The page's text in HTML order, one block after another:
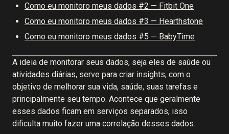
Como eu monitoro meus dados #2 — Fitbit One
Como eu monitoro meus dados #3 — Hearthstone
Como eu monitoro meus dados #5 — BabyTime
A ideia de monitorar seus dados, seja eles de saúde ou
atividades diárias, serve para criar insights, com o
objetivo de melhorar sua vida, saúde, suas tarefas e
principalmente seu tempo. Acontece que geralmente
esses dados ficam em serviços separados, isso
dificulta muito fazer uma correlação desses dados.